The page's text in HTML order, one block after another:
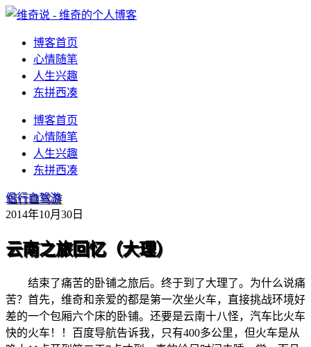
博客首页
心情随笔
人生兴趣
东拼西凑
博客首页
心情随笔
人生兴趣
东拼西凑
侣行自驾游
2014年10月30日
云南之旅回忆（大理）
结束了痛苦的卧铺之旅后。终于到了大理了。为什么说痛
苦？首先，维奇和亲爱的都是第一次坐火车，直接挑战环境好
差的一个包厢六个床的卧铺。还要是云南十八怪，汽车比火车
快的火车！！百度导航告诉我，只有400多公里，但火车是从